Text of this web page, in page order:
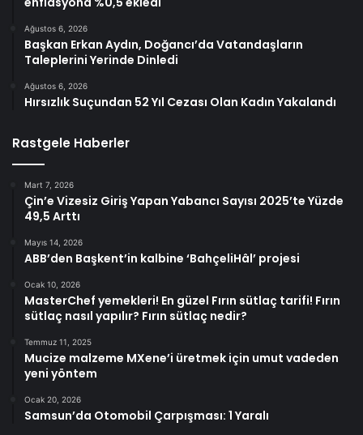
Ağustos 6, 2026
Başkan Erkan Aydın, Doğancı’da Vatandaşların
Taleplerini Yerinde Dinledi
Ağustos 6, 2026
Hırsızlık Suçundan 52 Yıl Cezası Olan Kadın Yakalandı
Rastgele Haberler
Mart 7, 2026
Çin’e Vizesiz Giriş Yapan Yabancı Sayısı 2025’te Yüzde
49,5 Arttı
Mayıs 14, 2026
ABB’den Başkent’in kalbine ‘BahçeliHâl’ projesi
Ocak 10, 2026
MasterChef yemekleri! En güzel Fırın sütlaç tarifi! Fırın
sütlaç nasıl yapılır? Fırın sütlaç nedir?
Temmuz 11, 2025
Mucize malzeme MXene’i üretmek için umut vadeden
yeni yöntem
Ocak 20, 2026
Samsun’da Otomobil Çarpışması: 1 Yaralı